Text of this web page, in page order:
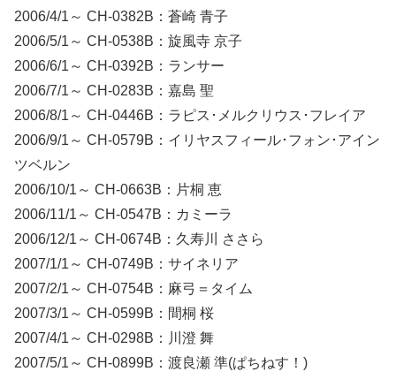
2006/4/1～ CH-0382B：蒼崎 青子
2006/5/1～ CH-0538B：旋風寺 京子
2006/6/1～ CH-0392B：ランサー
2006/7/1～ CH-0283B：嘉島 聖
2006/8/1～ CH-0446B：ラピス･メルクリウス･フレイア
2006/9/1～ CH-0579B：イリヤスフィール･フォン･アイン
ツベルン
2006/10/1～ CH-0663B：片桐 恵
2006/11/1～ CH-0547B：カミーラ
2006/12/1～ CH-0674B：久寿川 ささら
2007/1/1～ CH-0749B：サイネリア
2007/2/1～ CH-0754B：麻弓＝タイム
2007/3/1～ CH-0599B：間桐 桜
2007/4/1～ CH-0298B：川澄 舞
2007/5/1～ CH-0899B：渡良瀬 準(ぱちねす！)